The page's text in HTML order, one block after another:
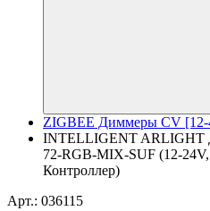
ZIGBEE Диммеры CV
INTELLIGENT ARLIGHT
72-RGB-MIX-SUF (12-
Контроллер)
Арт.: 036115